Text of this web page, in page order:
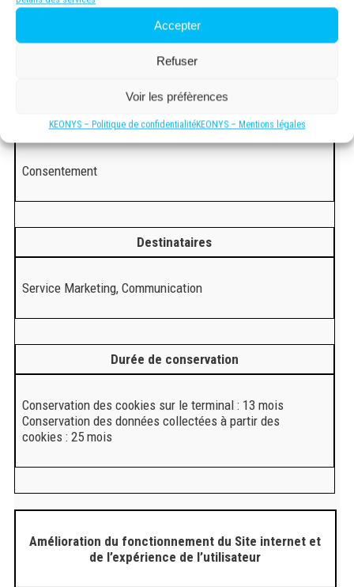
Accepter
Refuser
Voir les préfèrences
KEONYS – Politique de confidentialitéKEONYS – Mentions légales
Adresse IP, lieu de résidence, âge, sexe, centres d’intérêts,
durée de la visite, pages consultées, source
Fondement du Traitement
Consentement
Destinataires
Service Marketing, Communication
Durée de conservation
Conservation des cookies sur le terminal : 13 mois
Conservation des données collectées à partir des
cookies : 25 mois
Amélioration du fonctionnement du Site internet et
de l’expérience de l’utilisateur